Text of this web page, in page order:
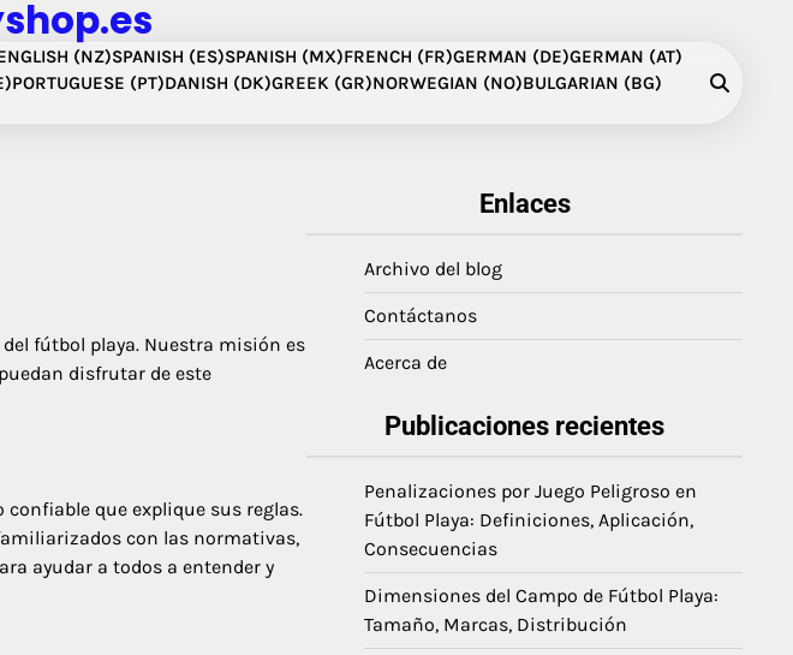
(NZ)SPANISH (ES)SPANISH (MX)FRENCH (FR)GERMAN (DE)GERMAN (AT)
PORTUGUESE (PT)DANISH (DK)GREEK (GR)NORWEGIAN (NO)BULGARIAN (BG)
fútbol playa. Nuestra misión es
disfrutar de este
que explique sus reglas.
con las normativas,
ayudar a todos a entender y
Enlaces
Archivo del blog
Contáctanos
Acerca de
Publicaciones recientes
Penalizaciones por Juego Peligroso en
Fútbol Playa: Definiciones, Aplicación,
Consecuencias
Dimensiones del Campo de Fútbol Playa:
Tamaño, Marcas, Distribución